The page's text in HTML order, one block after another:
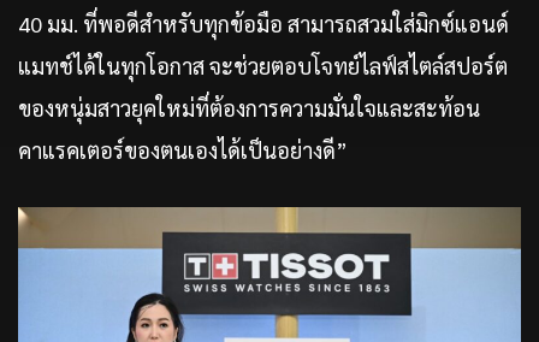
40 มม. ที่พอดีสำหรับทุกข้อมือ สามารถสวมใส่มิกซ์แอนด์
แมทช์ได้ในทุกโอกาส จะช่วยตอบโจทย์ไลฟ์สไตล์สปอร์ต
ของหนุ่มสาวยุคใหม่ที่ต้องการความมั่นใจและสะท้อน
คาแรคเตอร์ของตนเองได้เป็นอย่างดี”